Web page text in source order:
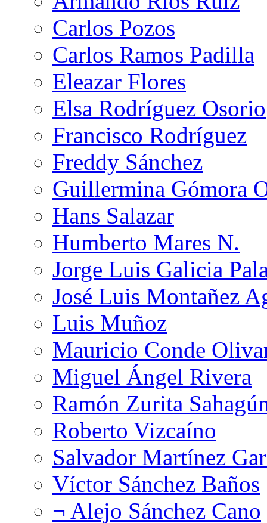
Carlos Pozos
Carlos Ramos Padilla
Eleazar Flores
Elsa Rodríguez Osorio
Francisco Rodríguez
Freddy Sánchez
Guillermina Gómora
Hans Salazar
Humberto Mares N.
Jorge Luis Galicia
José Luis Montañez
Luis Muñoz
Mauricio Conde
Miguel Ángel Rivera
Ramón Zurita
Roberto Vizcaíno
Salvador Martínez
Víctor Sánchez Baños
¬ Alejo Sánchez Cano